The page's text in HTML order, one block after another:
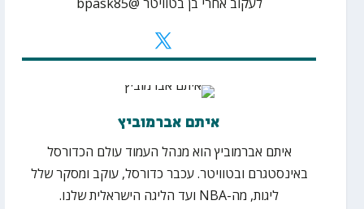
איתם אברמוביץ
איתם אברמוביץ הוא מנהל העמוד עולם הכדורסל
באינסטגרם ובטוויטר. עכבר כדורסל, עוקב ומסקר שלל
ליגות, מה-NBA ועד הליגה הישראלית שלנו.